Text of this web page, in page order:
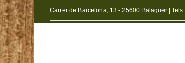
Carrer de Barcelona, 13 - 25600 Balaguer | Tels: